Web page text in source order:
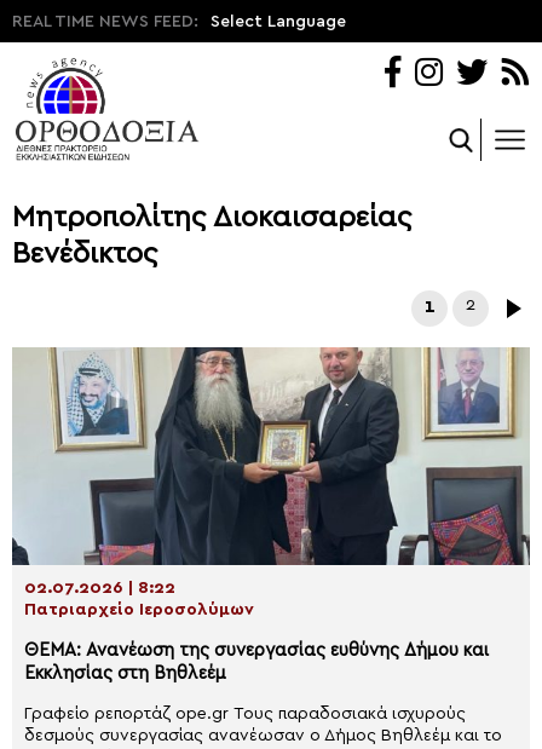
REAL TIME NEWS FEED: Select Language
Μητροπολίτης Διοκαισαρείας
Βενέδικτος
1 2
02.07.2026 | 8:22
Πατριαρχείο Ιεροσολύμων
ΘΕΜΑ: Ανανέωση της συνεργασίας ευθύνης Δήμου και
Εκκλησίας στη Βηθλεέμ
Γραφείο ρεπορτάζ ope.gr Τους παραδοσιακά ισχυρούς
δεσμούς συνεργασίας ανανέωσαν ο Δήμος Βηθλεέμ και το